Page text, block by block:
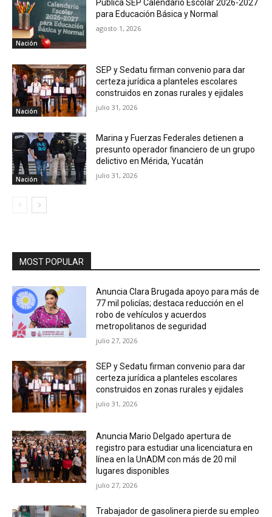
Nación
Publica SEP Calendario Escolar 2026-2027
para Educación Básica y Normal
agosto 1, 2026
Nación
SEP y Sedatu firman convenio para dar
certeza jurídica a planteles escolares
construidos en zonas rurales y ejidales
julio 31, 2026
Nación
Marina y Fuerzas Federales detienen a
presunto operador financiero de un grupo
delictivo en Mérida, Yucatán
julio 31, 2026
MOST POPULAR
Anuncia Clara Brugada apoyo para más de
77 mil policías; destaca reducción en el
robo de vehículos y acuerdos
metropolitanos de seguridad
julio 27, 2026
SEP y Sedatu firman convenio para dar
certeza jurídica a planteles escolares
construidos en zonas rurales y ejidales
julio 31, 2026
Anuncia Mario Delgado apertura de
registro para estudiar una licenciatura en
línea en la UnADM con más de 20 mil
lugares disponibles
julio 27, 2026
Trabajador de gasolinera pierde su empleo